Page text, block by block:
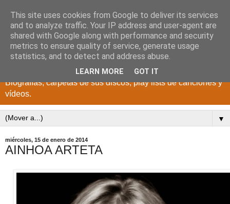
DISCOS PARA EL
RECUERDO
CANTANTES Y GRUPOS DE LOS AÑOS 1950 a 2022.
Biografías, carpetas de sus discos, play lists de canciones y
vídeos.
▼
miércoles, 15 de enero de 2014
AINHOA ARTETA
This site uses cookies from Google to deliver its services
and to analyze traffic. Your IP address and user-agent are
shared with Google along with performance and security
metrics to ensure quality of service, generate usage
statistics, and to detect and address abuse.
LEARN MORE GOT IT